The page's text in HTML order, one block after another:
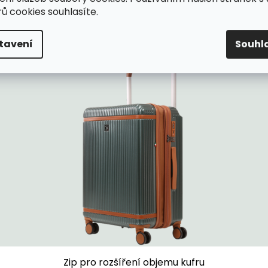
cookies souhlasíte.
Zip pro rozšíření objemu kufru